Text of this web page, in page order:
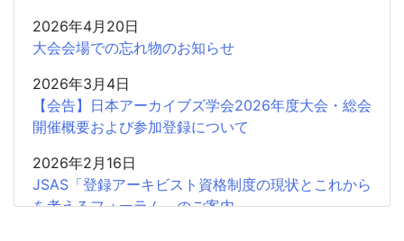
2026年4月20日
大会会場での忘れ物のお知らせ
2026年3月4日
【会告】日本アーカイブズ学会2026年度大会・総会
開催概要および参加登録について
2026年2月16日
JSAS「登録アーキビスト資格制度の現状とこれから
を考えるフォーラム」のご案内